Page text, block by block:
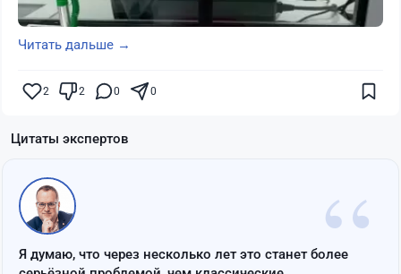
Читать дальше →
2 2 0 0
Цитаты экспертов
“
Я думаю, что через несколько лет это станет более